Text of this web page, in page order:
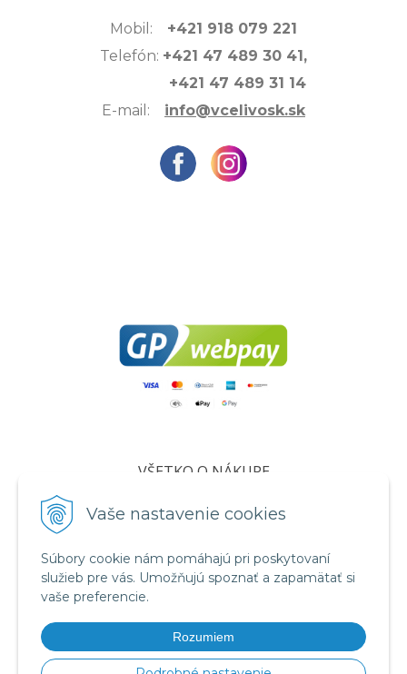
Vaše nastavenie cookies
Súbory cookie nám pomáhajú pri poskytovaní
služieb pre vás. Umožňujú spoznať a zapamätať si
vaše preferencie.
Rozumiem
Mobil: +421 918 079 221
Telefón: +421 47 489 30 41,
+421 47 489 31 14
E-mail: info@vcelivosk.sk
VŠETKO O NÁKUPE
Certifikáty
Ochrana osobných údajov
Informácie o cookies
Formuláre